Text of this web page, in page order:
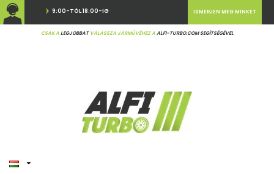
9:00-TÓL 18:00-IG
CSAK ALEGJOBBATVÁLASSZA JÁRMŰVÉHEZ AALFI-TURBO.COM SEGÍTSÉGÉVEL
ISMERJEN MEG MINKET
